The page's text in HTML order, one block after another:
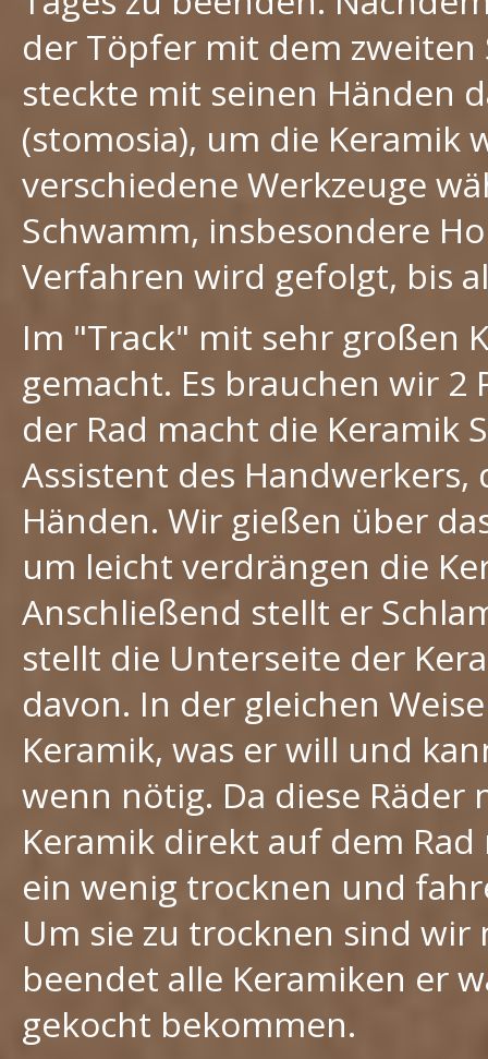
der Töpfer mit dem zweiten
steckte mit seinen Händen
(stomosia), um die Keramik
verschiedene Werkzeuge
Schwamm, insbesondere
Verfahren wird gefolgt, bis
Im "Track" mit sehr großen
gemacht. Es brauchen wir
der Rad macht die Keramik
Assistent des
Händen. Wir gießen über
um leicht verdrängen die
Anschließend stellt er
stellt die Unterseite der
davon. In der gleichen
Keramik, was er will und
wenn nötig. Da diese
Keramik direkt auf dem
ein wenig trocknen und
Um sie zu trocknen sind
beendet alle Keramiken er
gekocht bekommen.